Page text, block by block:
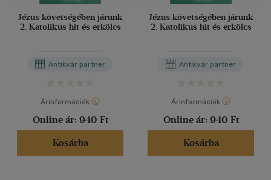
Jézus követségében járunk
2. Katolikus hit és erkölcs
Antikvár partner
Árinformációk
Online ár: 940 Ft
Kosárba
Jézus követségében járunk
2. Katolikus hit és erkölcs
Antikvár partner
Árinformációk
Online ár: 940 Ft
Kosárba